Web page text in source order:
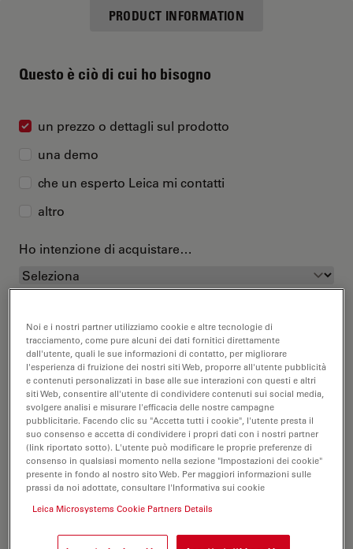
PRODUCT INFORMATION
Questo è ciò di cui ho bisogno
un prezzo o dettagli sul prodotto
una demo
che un esperto Leica mi contatti
altro
Ho intenzione di acquistare…
Questo sono io
Titolo accademico
Nome
Noi e i nostri partner utilizziamo cookie e altre tecnologie di
tracciamento, come pure alcuni dei dati fornitici direttamente
dall'utente, quali le sue informazioni di contatto, per migliorare
l'esperienza di fruizione dei nostri siti Web, proporre all'utente pubblicità
e contenuti personalizzati in base alle sue interazioni con questi e altri
siti Web, consentire all'utente di condividere contenuti sui social media,
svolgere analisi e misurare l'efficacia delle nostre campagne
pubblicitarie. Facendo clic su "Accetta tutti i cookie", l'utente presta il
suo consenso e accetta di condividere i propri dati con i nostri partner
(link riportato sotto). L'utente può modificare le proprie preferenze di
consenso in qualsiasi momento nella sezione "Impostazioni dei cookie"
presente in fondo al nostro sito Web. Per maggiori informazioni sulle
prassi da noi adottate, consultare l'Informativa sui cookie
Leica Microsystems Cookie Partners Details